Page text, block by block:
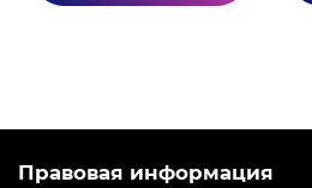
мерч можно по специальной
Правовая информация